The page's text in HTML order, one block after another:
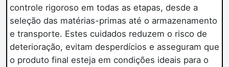
controle rigoroso em todas as etapas, desde a
seleção das matérias-primas até o armazenamento
e transporte. Estes cuidados reduzem o risco de
deterioração, evitam desperdícios e asseguram que
o produto final esteja em condições ideais para o